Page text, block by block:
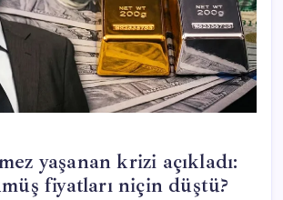
yaşanan krizi açıkladı:
fiyatları niçin düştü?